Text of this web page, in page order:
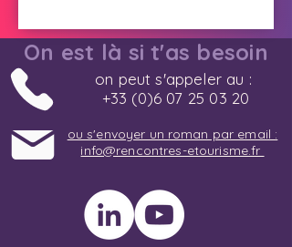
On est là si t'as besoin
on peut s'appeler au :
+33 (0)6 07 25 03 20
ou s'envoyer un roman par email :
info@rencontres-etourisme.fr